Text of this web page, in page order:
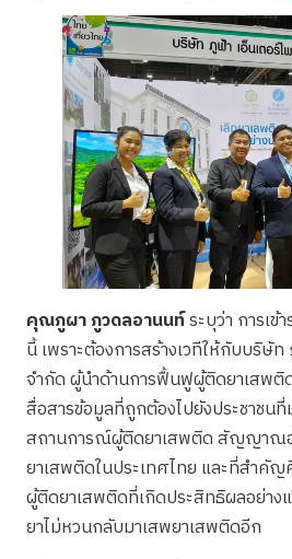
คุณภูผา ภูวดลอานนท์ระบุว่า การเข้
นี้ เพราะต้องการสร้างเวทีให้กับบริษั
จำกัด ผู้นำด้านการฟื้นฟูผู้ติดยาเสพติ
สื่อสารข้อมูลที่ถูกต้องไปยังประชาชนที่
สถานการณ์ผู้ติดยาเสพติด สัญญาณอั
ยาเสพติดในประเทศไทย และที่สำคั
ผู้ติดยาเสพติดที่เกิดประสิทธิผลอย่าง
ยาไม่หวนกลับมาเสพยาเสพติดอีก